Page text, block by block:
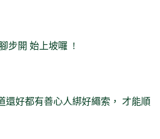
開 始上坡囉 !
還好都有善心人綁好繩索， 才能順